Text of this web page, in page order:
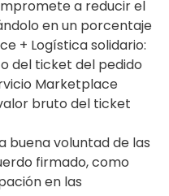
a reducir el
en un porcentaje
+ Logística solidario:
del ticket del pedido
Marketplace
bruto del ticket
buena voluntad de las
firmado, como
en las